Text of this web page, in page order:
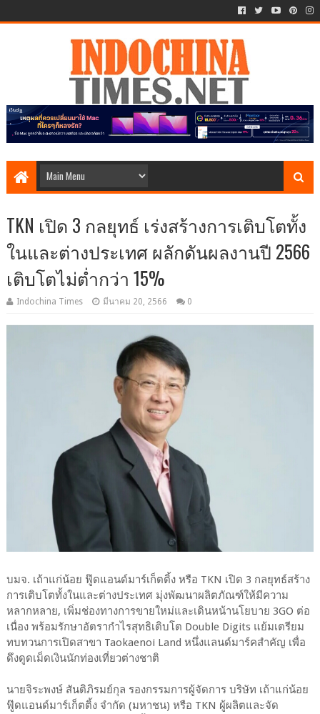
TKN เปิด 3 กลยุทธ์ เร่งสร้างการเติบโตทั้ง
ในและต่างประเทศ ผลักดันผลงานปี 2566
เติบโตไม่ต่ำกว่า 15%
Indochina Times มีนาคม 20, 2566 0
บมจ. เถ้าแก่น้อย ฟู๊ดแอนด์มาร์เก็ตติ้ง หรือ TKN เปิด 3 กลยุทธ์สร้าง
การเติบโตทั้งในและต่างประเทศ มุ่งพัฒนาผลิตภัณฑ์ให้มีความ
หลากหลาย, เพิ่มช่องทางการขายใหม่และเดินหน้านโยบาย 3GO ต่อ
เนื่อง พร้อมรักษาอัตรากำไรสุทธิเติบโต Double Digits แย้มเตรียม
ทบทวนการเปิดสาขา Taokaenoi Land หนึ่งแลนด์มาร์คสำคัญ เพื่อ
ดึงดูดเม็ดเงินนักท่องเที่ยวต่างชาติ
นายจิระพงษ์ สันติภิรมย์กุล รองกรรมการผู้จัดการ บริษัท เถ้าแก่น้อย
ฟู๊ดแอนด์มาร์เก็ตติ้ง จำกัด (มหาชน) หรือ TKN ผู้ผลิตและจัด